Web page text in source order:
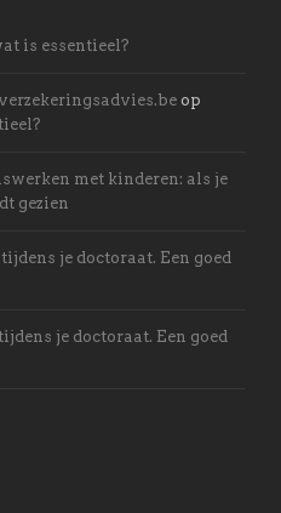
is essentieel?
op
met kinderen: als je
gezien
je doctoraat. Een goed
je doctoraat. Een goed